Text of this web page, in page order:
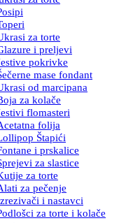
za torte
i preljevi
pokrivke
mase fondant
od marcipana
za kolače
flomasteri
folija
Štapići
i prskalice
za slastice
za torte
za pečenje
i nastavci
za torte i kolače